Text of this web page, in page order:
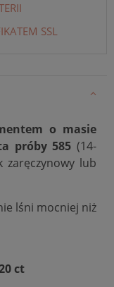
SSL
o masie
próby 585 (14-
zaręczynowy lub
lśni mocniej niż
ct